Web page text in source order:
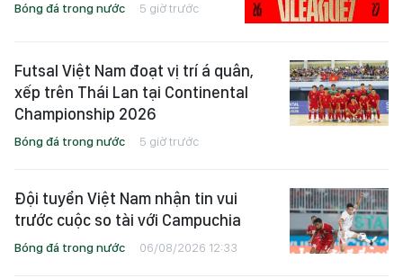
Bóng đá trong nước 5 giờ trước
Futsal Việt Nam đoạt vị trí á quân,
xếp trên Thái Lan tại Continental
Championship 2026
Bóng đá trong nước 5 giờ trước
Đội tuyển Việt Nam nhận tin vui
trước cuộc so tài với Campuchia
Bóng đá trong nước 06/08/2026 12:33